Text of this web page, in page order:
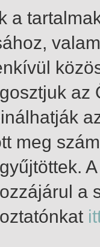
a
meg
a